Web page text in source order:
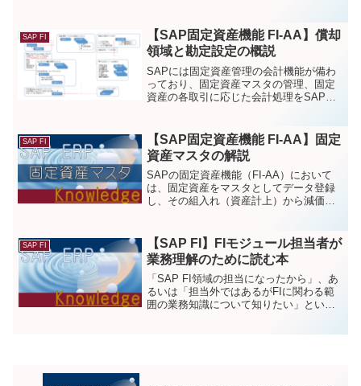
ばいけないケースがある。「明細テキス
トID」の機能を使うことにより、そうし
た定型文を明細テキスト項目上に簡単に
呼び出すことができ、伝票入力を効率化
できる。
SAP FI
【SAP固定資産機能 FI-AA】償却
領域と勘定設定の概説
SAPには固定資産管理の会計機能が備わ
っており、固定資産マスタの管理、固定
資産の各取引に応じた会計処理をSAP上
定資産機能の概説と、勘定設定・償却領
域といった会計処理の前提となる設定の
成り立ちについて説明する。
SAP FI
【SAP固定資産機能 FI-AA】固定
資産マスタの解説
SAPの固定資産機能（FI-AA）において
は、固定資産をマスタとしてデータ登録
し、その組入れ（資産計上）から減価償
っている。 この記事では固定資産マスタ
の登録、および固定資産にかかわる各種
処理について解説する。
SAP FI
【SAP FI】FIモジュール担当者が
業務理解のために読む本
「SAP FI領域の担当になったから」、あ
るいは「担当外ではあるがFIに関わる範
囲の業務知識について知りたい」という